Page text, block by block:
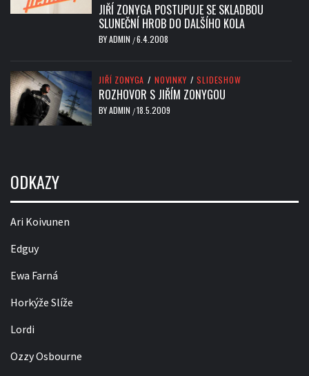
JIŘÍ ZONYGA POSTUPUJE SE SKLADBOU
SLUNEČNÍ HROB DO DALŠÍHO KOLA
BYADMIN /6.4.2008
JIŘÍ ZONYGA / NOVINKY / SLIDESHOW
ROZHOVOR S JIŘÍM ZONYGOU
BYADMIN /18.5.2009
ODKAZY
Ari Koivunen
Edguy
Ewa Farná
Horkýže Slíže
Lordi
Ozzy Osbourne